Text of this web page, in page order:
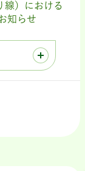
線）における
知らせ